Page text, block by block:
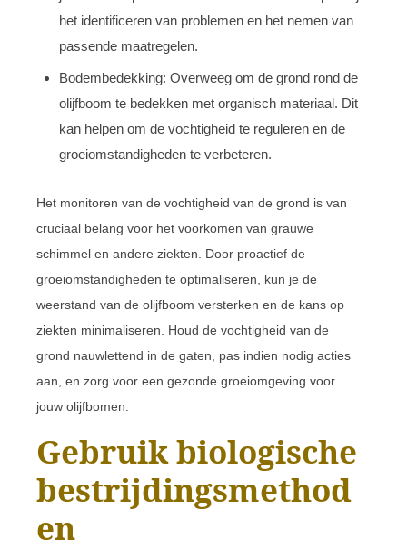
het identificeren van problemen en het nemen van
passende maatregelen.
Bodembedekking: Overweeg om de grond rond de
olijfboom te bedekken met organisch materiaal. Dit
kan helpen om de vochtigheid te reguleren en de
groeiomstandigheden te verbeteren.
Het monitoren van de vochtigheid van de grond is van
cruciaal belang voor het voorkomen van grauwe
schimmel en andere ziekten. Door proactief de
groeiomstandigheden te optimaliseren, kun je de
weerstand van de olijfboom versterken en de kans op
ziekten minimaliseren. Houd de vochtigheid van de
grond nauwlettend in de gaten, pas indien nodig acties
aan, en zorg voor een gezonde groeiomgeving voor
jouw olijfbomen.
Gebruik biologische
bestrijdingsmethod
en